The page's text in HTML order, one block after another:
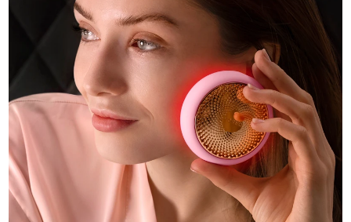
Consegna stimata 8/10/26
Emirati Arabi Uniti Consegna stimata
Regno Unito Consegna stimata8/9/26
Stati Uniti Consegna stimata8/10/26
Uzbekistan Consegna stimata 8/14/26
Vietnam Consegna stimata 8/15/26